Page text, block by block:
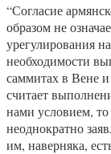
“Согласие
образом не
урегулирования
необходимости
саммитах в Вене
считает
нами условием,
неоднократно
им, наверняка,